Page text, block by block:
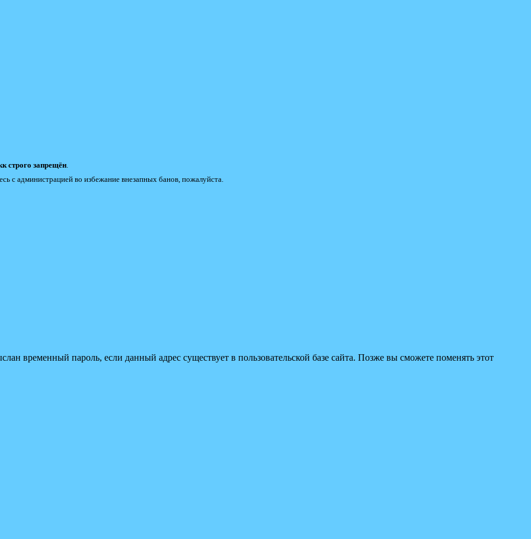
строго запрещён
с администрацией во избежание внезапных банов, пожалуйста.
временный пароль, если данный адрес существует в пользовательской базе сайта. Позже вы сможете поменять этот